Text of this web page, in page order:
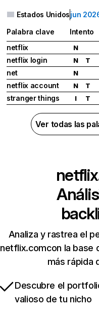
Estados Unidosjun
Palabra clave Intento
netflix
N
netflix login
N T
net
N
netflix account
N T
stranger things
I T
Ver todas las
Analiza y rastrea el
netflix.comcon la base
más rápida
Descubre el
valioso de tu nicho